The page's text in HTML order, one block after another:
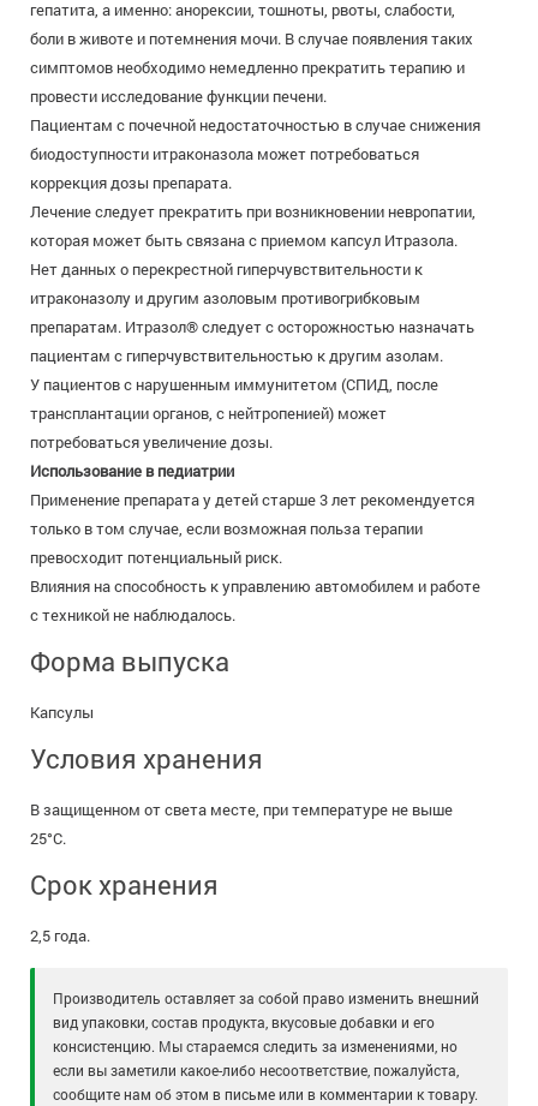
гепатита, а именно: анорексии, тошноты, рвоты, слабости,
боли в животе и потемнения мочи. В случае появления таких
симптомов необходимо немедленно прекратить терапию и
провести исследование функции печени.
Пациентам с почечной недостаточностью в случае снижения
биодоступности итраконазола может потребоваться
коррекция дозы препарата.
Лечение следует прекратить при возникновении невропатии,
которая может быть связана с приемом капсул Итразола.
Нет данных о перекрестной гиперчувствительности к
итраконазолу и другим азоловым противогрибковым
препаратам. Итразол® следует с осторожностью назначать
пациентам с гиперчувствительностью к другим азолам.
У пациентов с нарушенным иммунитетом (СПИД, после
трансплантации органов, с нейтропенией) может
потребоваться увеличение дозы.
Использование в педиатрии
Применение препарата у детей старше 3 лет рекомендуется
только в том случае, если возможная польза терапии
превосходит потенциальный риск.
Влияния на способность к управлению автомобилем и работе
с техникой не наблюдалось.
Форма выпуска
Капсулы
Условия хранения
В защищенном от света месте, при температуре не выше
25°C.
Срок хранения
2,5 года.
Производитель оставляет за собой право изменить внешний
вид упаковки, состав продукта, вкусовые добавки и его
консистенцию. Мы стараемся следить за изменениями, но
если вы заметили какое-либо несоответствие, пожалуйста,
сообщите нам об этом в письме или в комментарии к товару.